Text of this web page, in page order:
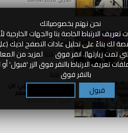
نحن نهتم بخصوصياتك
الارتباط الخاصة بنا والجهات الخارجية
لك بناءً على تحليل عادات التصفح لديك
تمت زيارتها). انقر فوق لمزيد من
تعريف الارتباط بالنقر فوق الزر 'قبول'
بالنقر فوق
قبول
القواعد الشرعية للتعامل مع
الأنهار || كلمة أ. حسين الهادي
التاريخ: 08/04/2026
الأمر بالمعروف و نهي عن
التاريخ: 08/04/2026